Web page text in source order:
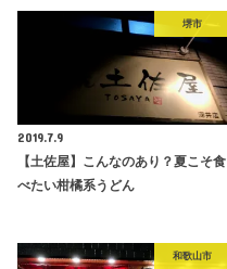
堺市
2019.7.9
【土佐屋】こんなのあり？夏こそ食
べたい柑橘系うどん
和歌山市